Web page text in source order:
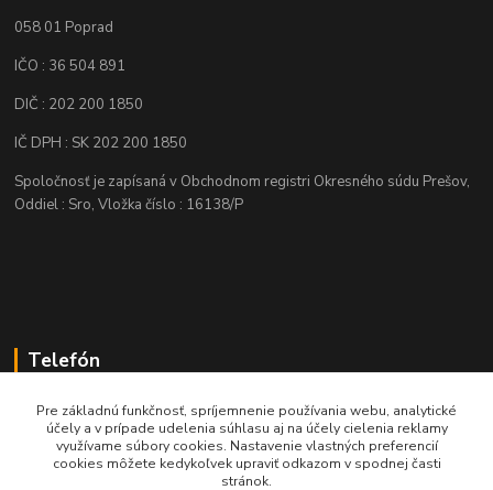
058 01 Poprad
IČO : 36 504 891
DIČ : 202 200 1850
IČ DPH : SK 202 200 1850
Spoločnosť je zapísaná v Obchodnom registri Okresného súdu Prešov,
Oddiel : Sro, Vložka číslo : 16138/P
Telefón
+421 905 622 625
obchod@nozeplus.sk
Pre základnú funkčnosť, spríjemnenie používania webu, analytické
účely a v prípade udelenia súhlasu aj na účely cielenia reklamy
využívame súbory cookies. Nastavenie vlastných preferencií
cookies môžete kedykoľvek upraviť odkazom v spodnej časti
stránok.